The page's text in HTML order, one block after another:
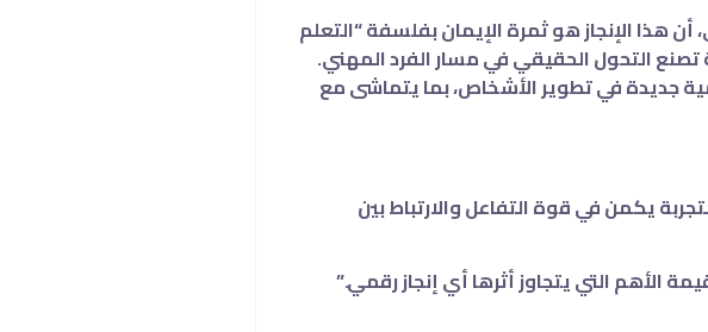
هذا الإنجاز هو ثمرة الإيمان بفلسفة “التعلم
تصنع التحول الحقيقي في مسار الفرد المهني.
جديدة في تطوير الأشخاص، بما يتماشى مع
يكمن في قوة التفاعل والارتباط بين
الأهم التي يتجاوز أثرها أي إنجاز رقمي.”